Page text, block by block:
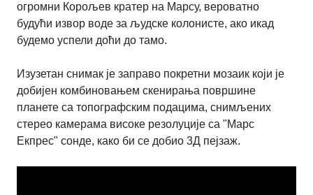
огромни Корољев кратер на Марсу, вероватно
будући извор воде за људске колонисте, ако икад
будемо успели доћи до тамо.
Изузетан снимак је заправо покретни мозаик који је
добијен комбиновањем скенирања површине
планете са топографским подацима, снимљених
стерео камерама високе резолуције са "Марс
Екпрес" сонде, како би се добио 3Д пејзаж.